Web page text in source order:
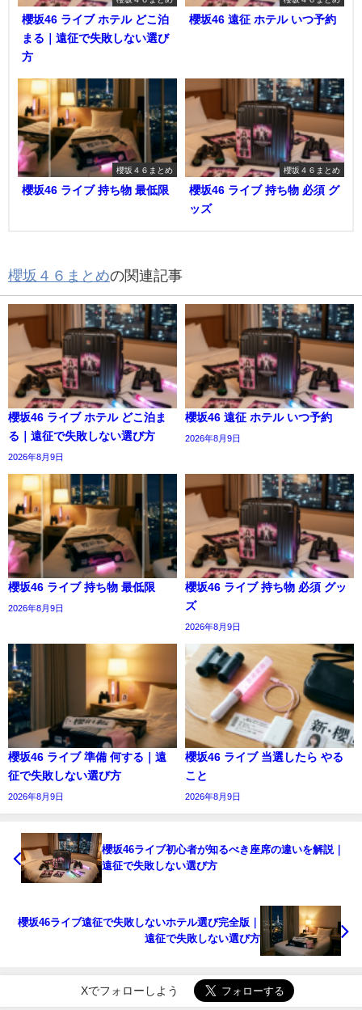
櫻坂46 ライブ ホテル どこ泊
まる｜遠征で失敗しない選び
方
櫻坂46 遠征 ホテル いつ予約
櫻坂４６まとめ
櫻坂46 ライブ 持ち物 最低限
櫻坂４６まとめ
櫻坂46 ライブ 持ち物 必須 グ
ッズ
櫻坂４６まとめの関連記事
櫻坂46 ライブ ホテル どこ泊ま
る｜遠征で失敗しない選び方
2026年8月9日
櫻坂46 遠征 ホテル いつ予約
2026年8月9日
櫻坂46 ライブ 持ち物 最低限
2026年8月9日
櫻坂46 ライブ 持ち物 必須 グッ
ズ
2026年8月9日
櫻坂46 ライブ 準備 何する｜遠
征で失敗しない選び方
2026年8月9日
櫻坂46 ライブ 当選したら やる
こと
2026年8月9日
櫻坂46ライブ初心者が知るべき座席の違いを解説｜
遠征で失敗しない選び方
櫻坂46ライブ遠征で失敗しないホテル選び完全版｜
遠征で失敗しない選び方
Xでフォローしよう